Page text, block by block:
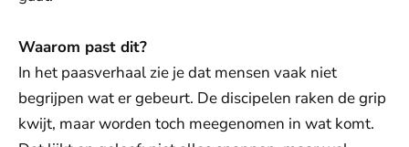
Waarom past dit?
In het paasverhaal zie je dat mensen vaak niet
begrijpen wat er gebeurt. De discipelen raken de grip
kwijt, maar worden toch meegenomen in wat komt.